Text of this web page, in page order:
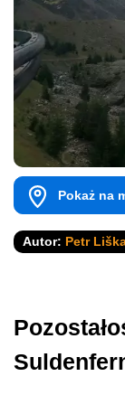
Pokaż na
Autor: Petr